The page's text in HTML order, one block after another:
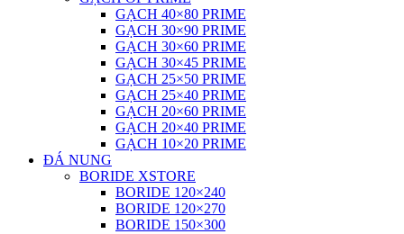
GẠCH 40×80 PRIME
GẠCH 30×90 PRIME
GẠCH 30×60 PRIME
GẠCH 30×45 PRIME
GẠCH 25×50 PRIME
GẠCH 25×40 PRIME
GẠCH 20×60 PRIME
GẠCH 20×40 PRIME
GẠCH 10×20 PRIME
ĐÁ NUNG
BORIDE XSTORE
BORIDE 120×240
BORIDE 120×270
BORIDE 150×300